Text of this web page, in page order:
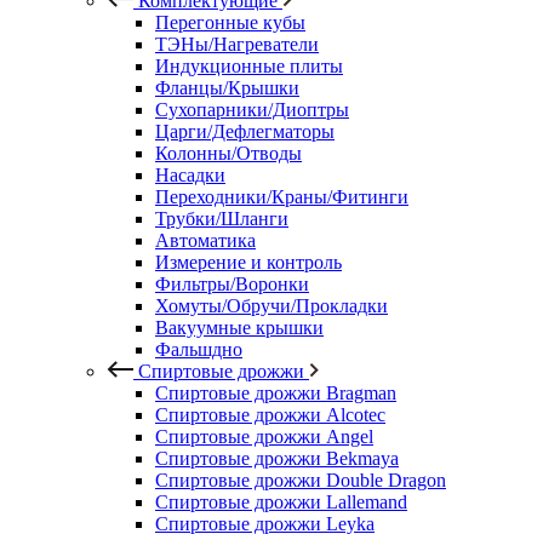
Перегонные кубы
ТЭНы/Нагреватели
Индукционные плиты
Фланцы/Крышки
Сухопарники/Диоптры
Царги/Дефлегматоры
Колонны/Отводы
Насадки
Переходники/Краны/Фитинги
Трубки/Шланги
Автоматика
Измерение и контроль
Фильтры/Воронки
Хомуты/Обручи/Прокладки
Вакуумные крышки
Фальшдно
Спиртовые дрожжи
Спиртовые дрожжи Bragman
Спиртовые дрожжи Alcotec
Спиртовые дрожжи Angel
Спиртовые дрожжи Bekmaya
Спиртовые дрожжи Double Dragon
Спиртовые дрожжи Lallemand
Спиртовые дрожжи Leyka